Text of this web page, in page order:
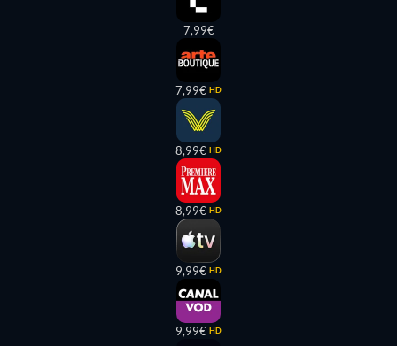
7,99€
7,99€ HD
8,99€ HD
8,99€ HD
9,99€ HD
9,99€ HD